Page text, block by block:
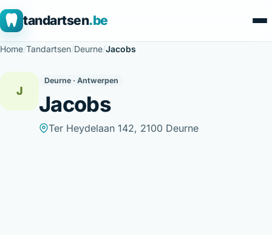
tandartsen.be
Home/Tandartsen/Deurne/Jacobs
J
Deurne · Antwerpen
Jacobs
Ter Heydelaan 142, 2100 Deurne